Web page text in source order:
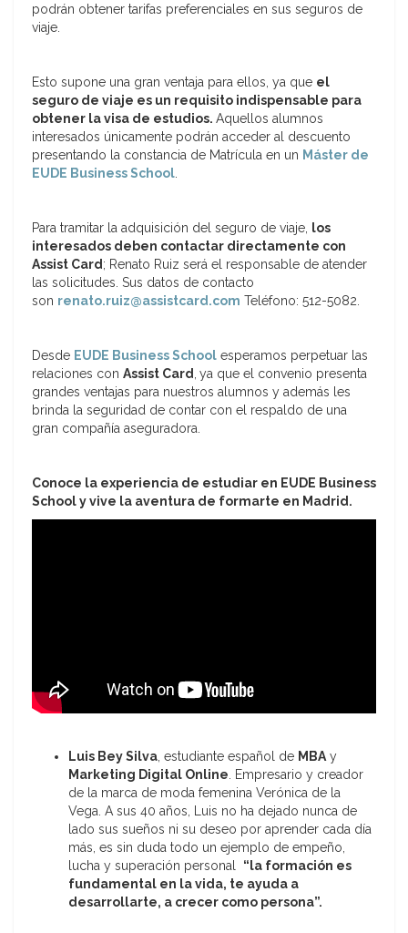
podrán obtener tarifas preferenciales en sus seguros de
viaje.
Esto supone una gran ventaja para ellos, ya que el
seguro de viaje es un requisito indispensable para
obtener la visa de estudios. Aquellos alumnos
interesados únicamente podrán acceder al descuento
presentando la constancia de Matrícula en un Máster de
EUDE Business School.
Para tramitar la adquisición del seguro de viaje, los
interesados deben contactar directamente con
Assist Card; Renato Ruiz será el responsable de atender
las solicitudes. Sus datos de contacto
son renato.ruiz@assistcard.com Teléfono: 512-5082.
Desde EUDE Business School esperamos perpetuar las
relaciones con Assist Card, ya que el convenio presenta
grandes ventajas para nuestros alumnos y además les
brinda la seguridad de contar con el respaldo de una
gran compañía aseguradora.
Conoce la experiencia de estudiar en EUDE Business
School y vive la aventura de formarte en Madrid.
Luis Bey Silva , estudiante español de MBA y
Marketing Digital Online . Empresario y creador
de la marca de moda femenina Verónica de la
Vega. A sus 40 años, Luis no ha dejado nunca de
lado sus sueños ni su deseo por aprender cada día
más, es sin duda todo un ejemplo de empeño,
lucha y superación personal “la formación es
fundamental en la vida, te ayuda a
desarrollarte, a crecer como persona”.